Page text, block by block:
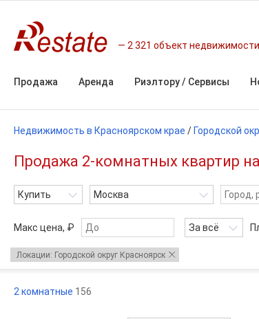
2 321 объект
Продажа Аренда Риэлтору / Сервисы
Недвижимость в Красноярском крае / Городской
Продажа 2-комнатных квартир
Купить Москва
Макс цена, ₽ За всё
Локации: Городской округ Красноярск
2 комнатные 156